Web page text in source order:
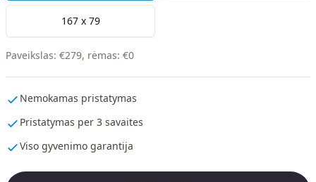
167 x 79
Paveikslas: €279, rėmas: €0
Nemokamas pristatymas
Pristatymas per 3 savaites
Viso gyvenimo garantija